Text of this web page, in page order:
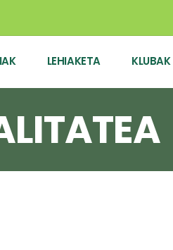
LEHIAKETA KLUBAK